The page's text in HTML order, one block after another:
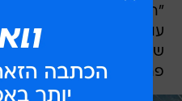
"רואים שניים או שלושה
עוד בעומק אבל אף אחד
שם שום דבר. מתנדבים
פה. האמת, אנחנו אין לנו